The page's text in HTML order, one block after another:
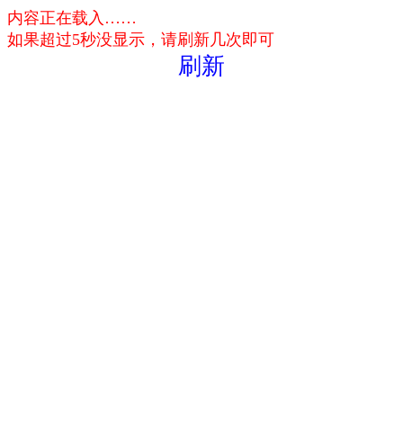
内容正在载入……
如果超过5秒没显示，请刷新几次即可
刷新